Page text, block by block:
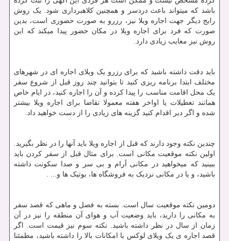
باشد که میتواند باعث دردسر و همچنین کلاهبرداری شود. یک روش
رایج دیگر جهت اجاره ویلا نیز، رزرو به صورت حضوری است، بدین
صورت که فرد برای اجاره ویلا در مکان حضور پیدا میکند که این
روش نیز معایب زیادی دارد.
باید دقت داشته باشید که برای رزرو یک ویلای اجاره ای در شهرهای
مختلف ابتدا برنامه ریزی کنید تا بتوانید چند روز قبل از شروع سفر
یک محل اقامت مناسب را پیدا کرده و آن را اجاره کنید، در ایام خاص
همانند تعطیلات یا اواخر هفته معمولا تقاضا برای اجاره ویلا بیشتر
شده و اگر دیر اقدام کنید گزینه های زیادی را از دست خواهید داد.
چندین نکته وجود دارند که قبل از اجاره ویلا باید آنها را در نظر بگیرید.
اولین نکته موقعیت مکانی است. برای مثال قبل از سفر کردن باید
ببینید که میخواهید در مکانی آرام و بی سر و صدا سکونت داشته
باشید، و یا در مکانی نزدیک به فروشگاه ها، بوتیک ها و... .
دومین نکته موقعیت سال است. بسته به فصل و ماهی که قصد سفر
به مکانی را دارید، باید وضعیت آب و هوای آن منطقه را نیز در آن
زمان از سال در نظر داشته باشید. نکته سوم نیز قیمت است. اگر
قصد اجاره ی یک ویلای لوکس با امکانات بالا را داشته باشید، مطمئنا